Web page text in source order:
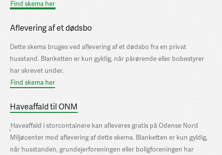
Find skema her
Aflevering af et dødsbo
Dette skema bruges ved aflevering af et dødsbo fra en privat
husstand. Blanketten er kun gyldig, når pårørende eller bobestyrer
har skrevet under.
Find skema her
Haveaffald til ONM
Haveaffald i storcontainere kan afleveres gratis på Odense Nord
Miljøcenter mod aflevering af dette skema. Blanketten er kun gyldig,
når husstanden, grundejerforeningen eller boligforeningen har